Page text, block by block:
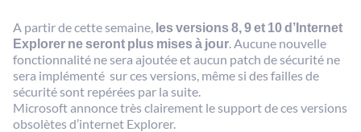
A partir de cette semaine, les versions 8, 9 et 10 d’Internet
Explorer ne seront plus mises à jour. Aucune nouvelle
fonctionnalité ne sera ajoutée et aucun patch de sécurité ne
sera implémenté sur ces versions, même si des failles de
sécurité sont repérées par la suite.
Microsoft annonce très clairement le support de ces versions
obsolètes d’internet Explorer.